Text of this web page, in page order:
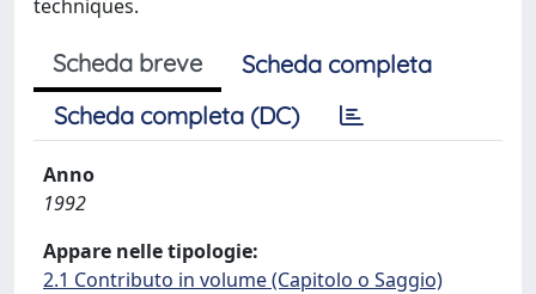
techniques.
Scheda breve
Scheda completa
Scheda completa (DC)
Anno
1992
Appare nelle tipologie:
2.1 Contributo in volume (Capitolo o Saggio)